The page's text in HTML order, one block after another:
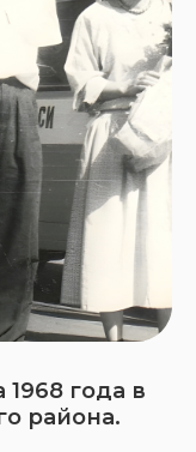
года в
района.